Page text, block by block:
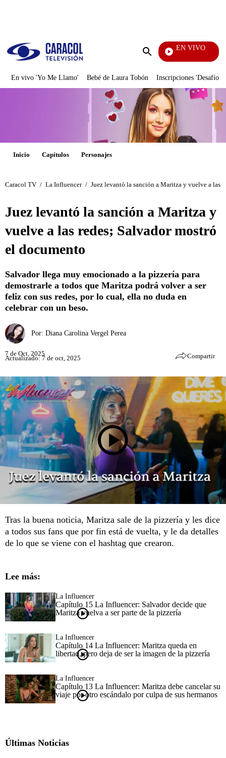
Enviar
EN VIVO
Vecinos
En vivo 'Yo Me Llamo' Bebé de Laura Tobón Inscripciones 'Desafío'
Inicio Capítulos Personajes
Caracol TV / La Influencer / Juez levantó la sanción a Maritza y vuelve a las
Juez levantó la sanción a Maritza y
vuelve a las redes; Salvador mostró
el documento
Salvador llega muy emocionado a la pizzería para
demostrarle a todos que Maritza podrá volver a ser
feliz con sus redes, por lo cual, ella no duda en
celebrar con un beso.
Por: Diana Carolina Vergel Perea
7 de Oct, 2025
Actualizado: 7 de oct, 2025 Compartir
Tras la buena noticia, Maritza sale de la pizzería y les dice
a todos sus fans que por fin está de vuelta, y le da detalles
de lo que se viene con el hashtag que crearon.
Lee más:
La Influencer
Capítulo 15 La Influencer: Salvador decide que
Maritza vuelva a ser parte de la pizzería
La Influencer
Capítulo 14 La Influencer: Maritza queda en
libertad, pero deja de ser la imagen de la pizzería
La Influencer
Capítulo 13 La Influencer: Maritza debe cancelar su
viaje por otro escándalo por culpa de sus hermanos
Últimas Noticias